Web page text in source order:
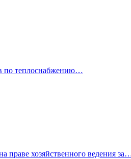
по теплоснабжению…
праве хозяйственного ведения